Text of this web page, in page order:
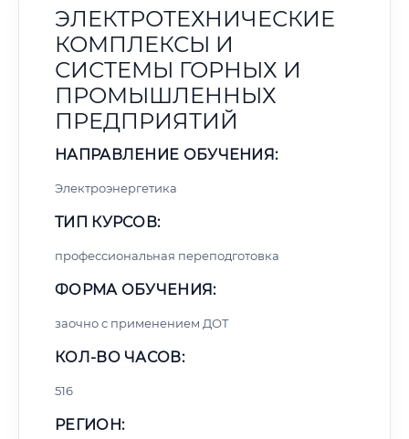
ЭЛЕКТРОТЕХНИЧЕСКИЕ
КОМПЛЕКСЫ И
СИСТЕМЫ ГОРНЫХ И
ПРОМЫШЛЕННЫХ
ПРЕДПРИЯТИЙ
НАПРАВЛЕНИЕ ОБУЧЕНИЯ:
Электроэнергетика
ТИП КУРСОВ:
профессиональная переподготовка
ФОРМА ОБУЧЕНИЯ:
заочно с применением ДОТ
КОЛ-ВО ЧАСОВ:
516
РЕГИОН: